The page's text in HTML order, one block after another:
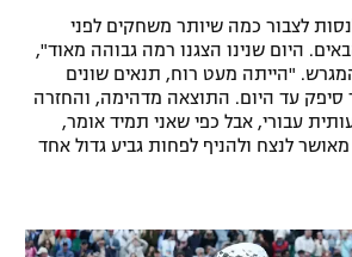
1
לבית עסק
לצבור כמה שיותר משחקים לפני
היום שנינו הצגנו רמה גבוהה מאוד",
"הייתה מעט רוח, תנאים שונים
סיפק עד היום. התוצאה מדהימה, והחזרה
עבורי, אבל כפי שאני תמיד אומר,
מאושר לנצח ולהניף לפחות גביע גדול אחד